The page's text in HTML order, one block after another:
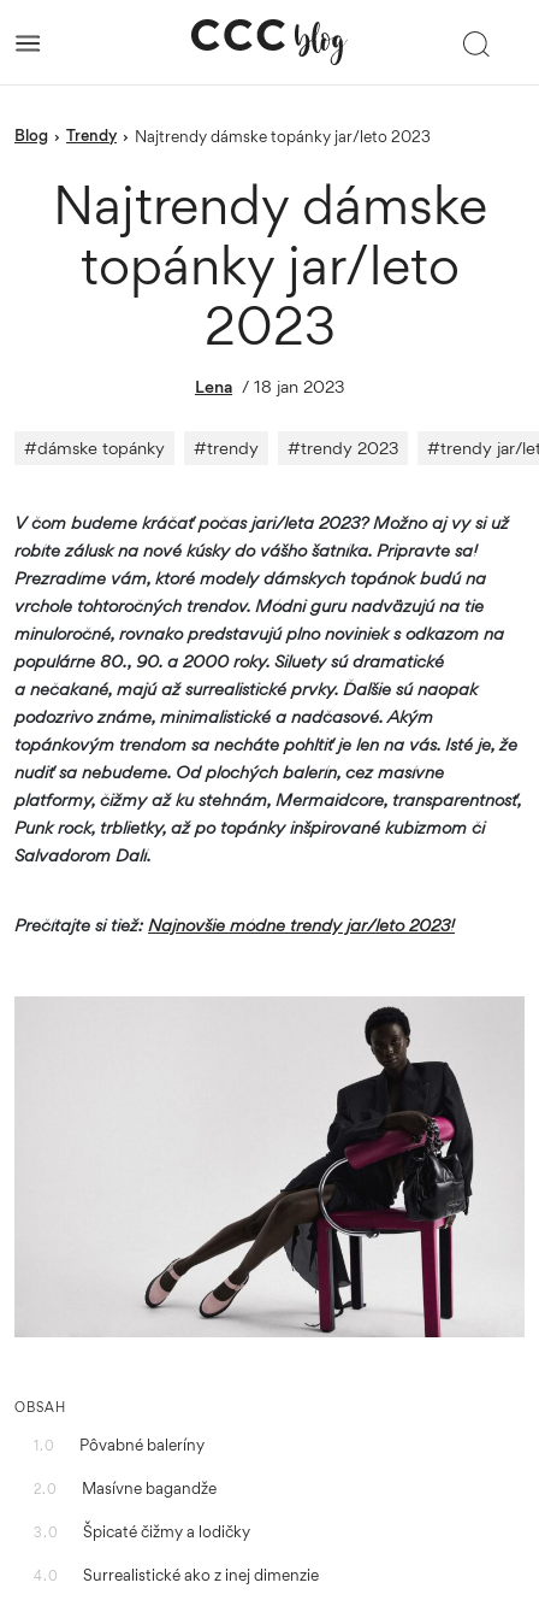
blog › trendy › Najtrendy dámske topánky jar/leto 2023
Najtrendy dámske
topánky jar/leto
2023
Lena / 18 jan 2023
#dámske topánky #trendy #trendy 2023 #trendy jar/
V čom budeme kráčať počas jari/leta 2023? Možno aj vy si už
robíte zálusk na nové kúsky do vášho šatníka. Pripravte sa!
Prezradíme vám, ktoré modely dámskych topánok budú na
vrchole tohtoročných trendov. Módni guru nadväzujú na tie
minuloročné, rovnako predstavujú plno noviniek s odkazom na
populárne 80., 90. a 2000 roky. Siluety sú dramatické
a nečakané, majú až surrealistické prvky. Ďalšie sú naopak
podozrivo známe, minimalistické a nadčasové. Akým
topánkovým trendom sa necháte pohltiť je len na vás. Isté je, že
nudiť sa nebudeme. Od plochých balerín, cez masívne
platformy, čižmy až ku stehnám, Mermaidcore, transparentnosť,
Punk rock, trblietky, až po topánky inšpirované kubizmom či
Salvadorom Dalí.
Prečítajte si tiež: Najnovšie módne trendy jar/leto 2023!
OBSAH
1.0 Pôvabné baleríny
2.0 Masívne bagandže
3.0 Špicaté čižmy a lodičky
4.0 Surrealistické ako z inej dimenzie